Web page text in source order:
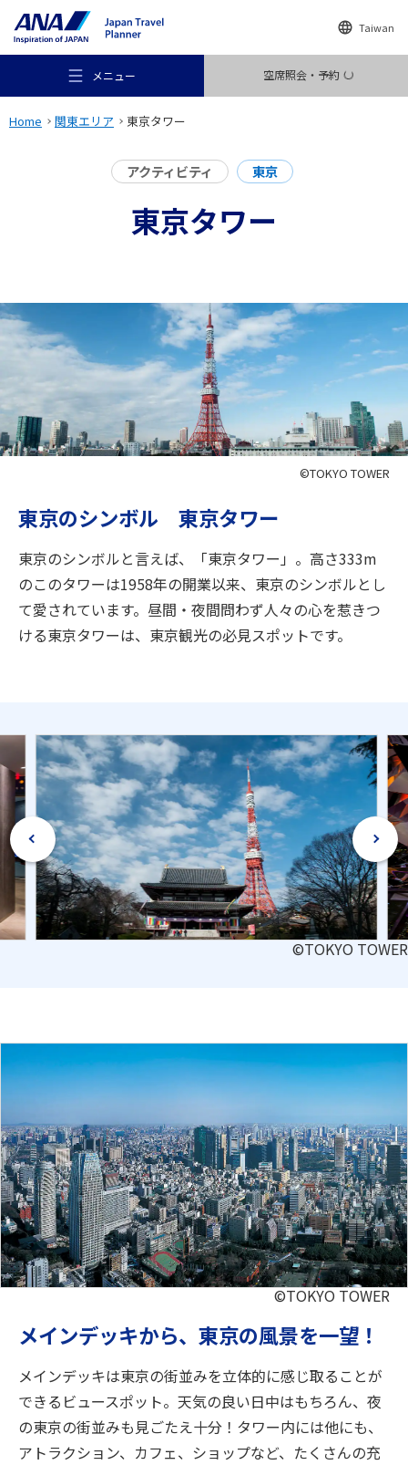
Taiwan
メニュー 空席照会・予約
行き先
旅のお役立ち情報
閉じる
Home 関東エリア 東京タワー
アクティビティ 東京
東京タワー
©TOKYO TOWER
東京のシンボル 東京タワー
東京のシンボルと言えば、「東京タワー」。高さ333m
のこのタワーは1958年の開業以来、東京のシンボルとし
て愛されています。昼間・夜間問わず人々の心を惹きつ
ける東京タワーは、東京観光の必見スポットです。
©TOKYO TOWER
©TOKYO TOWER
メインデッキから、東京の風景を一望！
メインデッキは東京の街並みを立体的に感じ取ることが
できるビュースポット。天気の良い日中はもちろん、夜
の東京の街並みも見ごたえ十分！タワー内には他にも、
アトラクション、カフェ、ショップなど、たくさんの充